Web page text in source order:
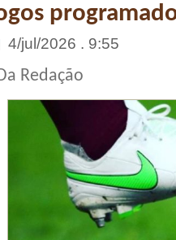
4/jul/2026 . 9:55
Redação